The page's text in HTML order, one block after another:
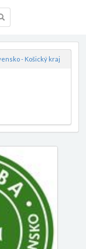
- Košický kraj